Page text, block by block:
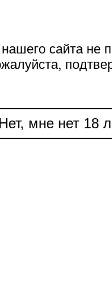
сайта не
Нет, мне нет 18